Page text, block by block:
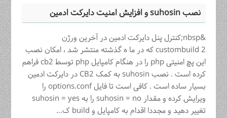
نصب suhosin و افزایش امنیت دایرکت ادمین
&nbsp;کنترل پنل دایرکت ادمین در آخرین ورژن
custombuild 2 که در ما ه گذشته منتشر شد ، امکان نصب
این پچ امنیتی php را در هنگام کامپایل php توسط cb2 فراهم
کرده است . نصب suhosin به کمک CB2 در دایرکت ادمین
بسیار ساده است . کافی است تا فایل options.conf را
ویرایش کرده و مقدار suhosin = no را به suhosin = yes
تغییر دهید و مجددا اقدام به کامپایل و build ک...